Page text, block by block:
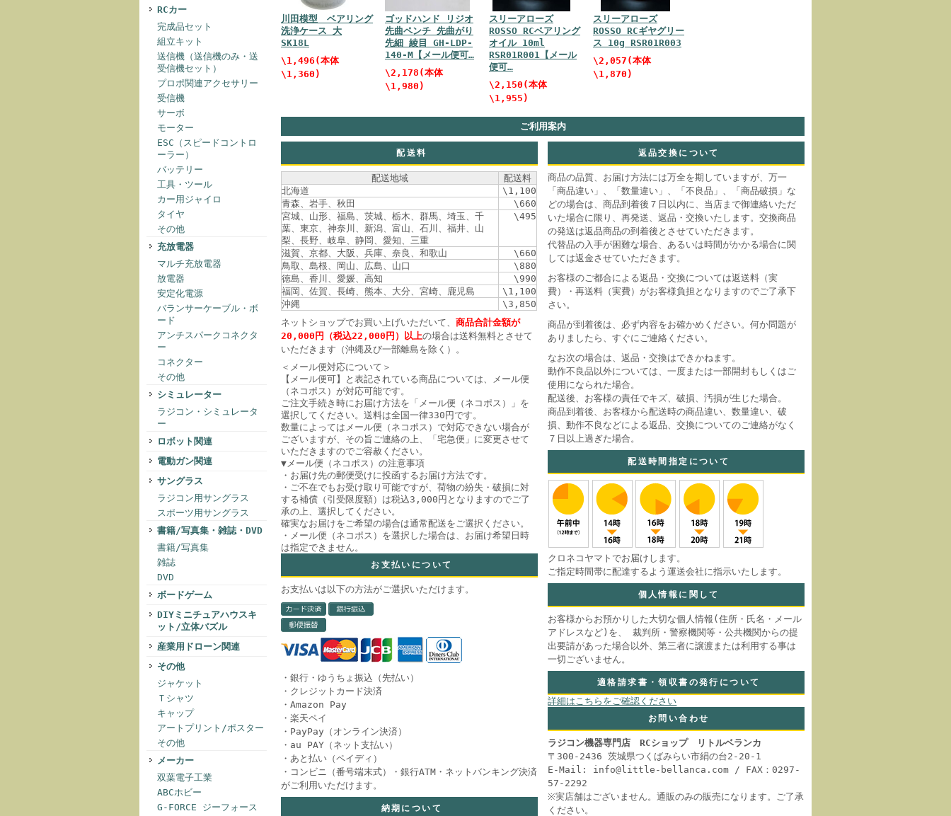
RCカー
完成品セット
組立キット
送信機（送信機のみ・送
受信機セット）
プロポ関連アクセサリー
受信機
サーボ
モーター
ESC（スピードコントロ
ーラー）
バッテリー
工具・ツール
カー用ジャイロ
タイヤ
その他
充放電器
マルチ充放電器
放電器
安定化電源
バランサーケーブル・ボ
ード
アンチスパークコネクタ
ー
コネクター
その他
シミュレーター
ラジコン・シミュレータ
ー
ロボット関連
電動ガン関連
サングラス
ラジコン用サングラス
スポーツ用サングラス
書籍/写真集・雑誌・DVD
書籍/写真集
雑誌
DVD
ボードゲーム
DIYミニチュアハウスキ
ット/立体パズル
産業用ドローン関連
その他
ジャケット
Ｔシャツ
キャップ
アートプリント/ポスター
その他
メーカー
双葉電子工業
ABCホビー
G-FORCE ジーフォース
川田模型 ベアリング
洗浄ケース 大
SK18L
\1,496 (本体
\1,360)
ゴッドハンド リジオ
先曲ペンチ 先曲がり
先細 綾目 GH-LDP-
140-M【メール便可…
\2,178 (本体
\1,980)
スリーアローズ
ROSSO RCベアリング
オイル 10ml
RSR01R001【メール
便可…
\2,150 (本体
\1,955)
スリーアローズ
ROSSO RCギヤグリー
ス 10g RSR01R003
\2,057 (本体
\1,870)
ご利用案内
配送料
配送地域
配送料
北海道
\1,100
青森、岩手、秋田
\660
宮城、山形、福島、茨城、栃木、群馬、埼玉、千
葉、東京、神奈川、新潟、富山、石川、福井、山
梨、長野、岐阜、静岡、愛知、三重
\495
滋賀、京都、大阪、兵庫、奈良、和歌山
\660
鳥取、島根、岡山、広島、山口
\880
徳島、香川、愛媛、高知
\990
福岡、佐賀、長崎、熊本、大分、宮崎、鹿児島
\1,100
沖縄
\3,850
ネットショップでお買い上げいただいて、 商品合計金額が
20,000円（税込22,000円）以上の場合は送料無料とさせて
いただきます（沖縄及び一部離島を除く）。
＜メール便対応について＞
【メール便可】と表記されている商品については、メール便
（ネコポス）が対応可能です。
ご注文手続き時にお届け方法を「メール便（ネコポス）」を
選択してください。送料は全国一律330円です。
数量によってはメール便（ネコポス）で対応できない場合が
ございますが、その旨ご連絡の上、「宅急便」に変更させて
いただきますのでご容赦ください。
▼メール便（ネコポス）の注意事項
・お届け先の郵便受けに投函するお届け方法です。
・ご不在でもお受け取り可能ですが、荷物の紛失・破損に対
する補償（引受限度額）は税込3,000円となりますのでご了
承の上、選択してください。
確実なお届けをご希望の場合は通常配送をご選択ください。
・メール便（ネコポス）を選択した場合は、お届け希望日時
は指定できません。
お支払いについて
お支払いは以下の方法がご選択いただけます。
・銀行・ゆうちょ振込（先払い）
・クレジットカード決済
・Amazon Pay
・楽天ペイ
・PayPay（オンライン決済）
・au PAY（ネット支払い）
・あと払い（ペイディ）
・コンビニ（番号端末式）・銀行ATM・ネットバンキング決済
がご利用いただけます。
納期について
返品交換について
商品の品質、お届け方法には万全を期していますが、万一
「商品違い」、「数量違い」、「不良品」、「商品破損」な
どの場合は、商品到着後７日以内に、当店まで御連絡いただ
いた場合に限り、再発送、返品・交換いたします。交換商品
の発送は返品商品の到着後とさせていただきます。
代替品の入手が困難な場合、あるいは時間がかかる場合に関
しては返金させていただきます。
お客様のご都合による返品・交換については返送料（実
費）・再送料（実費）がお客様負担となりますのでご了承下
さい。
商品が到着後は、必ず内容をお確かめください。何か問題が
ありましたら、すぐにご連絡ください。
なお次の場合は、返品・交換はできかねます。
動作不良品以外については、一度または一部開封もしくはご
使用になられた場合。
配送後、お客様の責任でキズ、破損、汚損が生じた場合。
商品到着後、お客様から配送時の商品違い、数量違い、破
損、動作不良などによる返品、交換についてのご連絡がなく
７日以上過ぎた場合。
配送時間指定について
クロネコヤマトでお届けします。
ご指定時間帯に配達するよう運送会社に指示いたします。
個人情報に関して
お客様からお預かりした大切な個人情報(住所・氏名・メール
アドレスなど)を、 裁判所・警察機関等・公共機関からの提
出要請があった場合以外、第三者に譲渡または利用する事は
一切ございません。
適格請求書・領収書の発行について
詳細はこちらをご確認ください
お問い合わせ
ラジコン機器専門店 RCショップ リトルベランカ
〒300-2436 茨城県つくばみらい市絹の台2-20-1
E-Mail: info@little-bellanca.com / FAX：0297-
57-2292
※実店舗はございません。通販のみの販売になります。ご了承
ください。